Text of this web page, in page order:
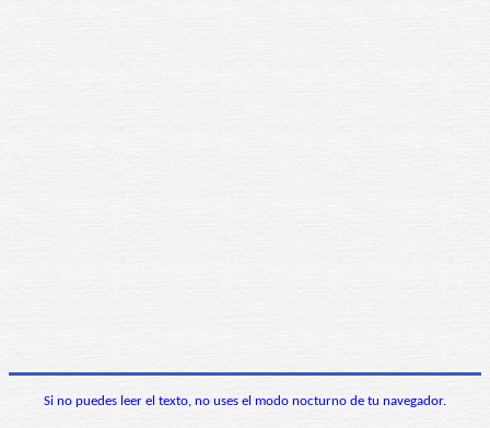
Si no puedes leer el texto, no uses el modo nocturno de tu navegador.